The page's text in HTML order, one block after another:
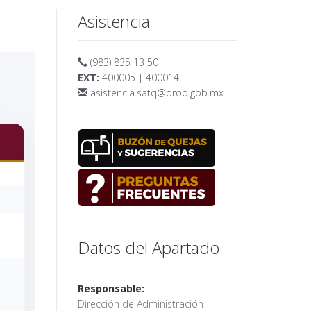
Asistencia
(983) 835 13 50
EXT: 400005 | 400014
asistencia.satq@qroo.gob.mx
Datos del Apartado
Responsable:
Dirección de Administración